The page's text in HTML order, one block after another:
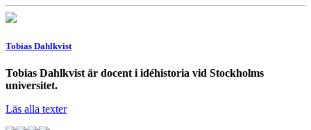
Tobias Dahlkvist
Tobias Dahlkvist är docent i idéhistoria vid Stockholms
universitet.
Läs alla texter